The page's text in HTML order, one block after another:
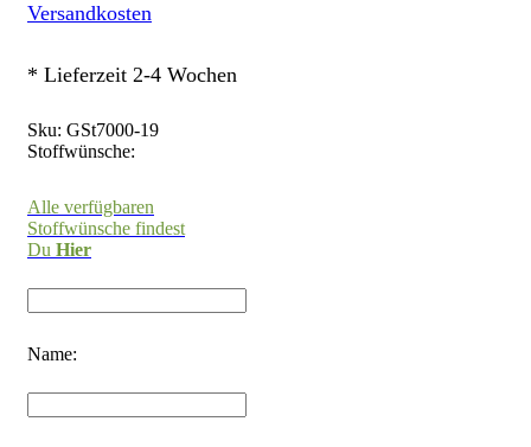
Versandkosten
* Lieferzeit 2-4 Wochen
Sku: GSt7000-19
Stoffwünsche:
Alle verfügbaren
Stoffwünsche findest
Du Hier
Name: